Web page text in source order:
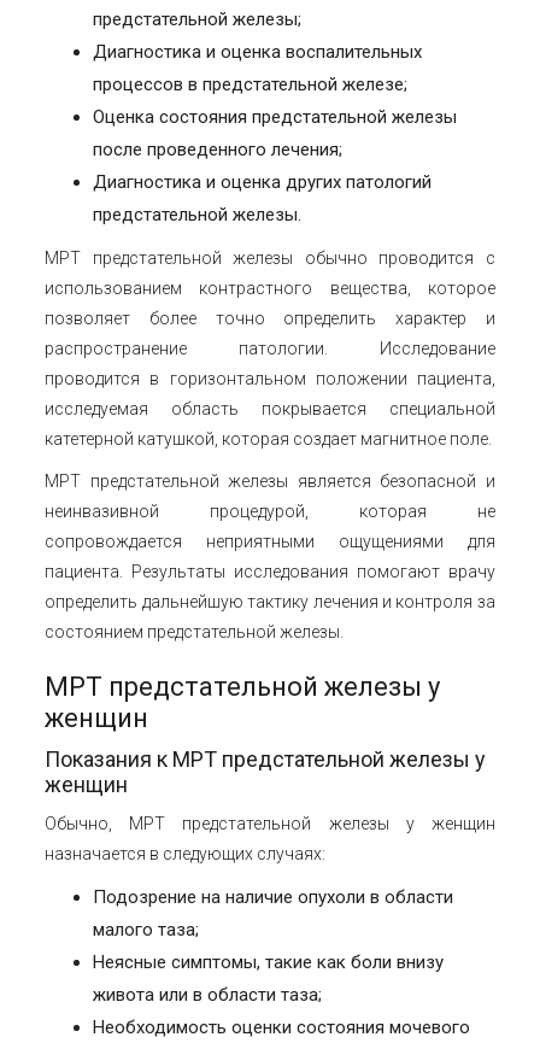
предстательной железы;
Диагностика и оценка воспалительных
процессов в предстательной железе;
Оценка состояния предстательной железы
после проведенного лечения;
Диагностика и оценка других патологий
предстательной железы.
МРТ предстательной железы обычно проводится с
использованием контрастного вещества, которое
позволяет более точно определить характер и
распространение патологии. Исследование
проводится в горизонтальном положении пациента,
исследуемая область покрывается специальной
катетерной катушкой, которая создает магнитное поле.
МРТ предстательной железы является безопасной и
неинвазивной процедурой, которая не
сопровождается неприятными ощущениями для
пациента. Результаты исследования помогают врачу
определить дальнейшую тактику лечения и контроля за
состоянием предстательной железы.
МРТ предстательной железы у
женщин
Показания к МРТ предстательной железы у
женщин
Обычно, МРТ предстательной железы у женщин
назначается в следующих случаях:
Подозрение на наличие опухоли в области
малого таза;
Неясные симптомы, такие как боли внизу
живота или в области таза;
Необходимость оценки состояния мочевого